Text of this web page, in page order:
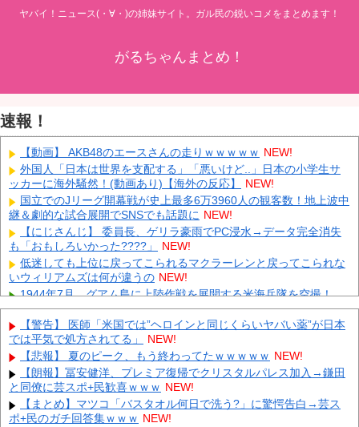
ヤバイ！ニュース(・∀・)の姉妹サイト。ガル民の鋭いコメをまとめます！
がるちゃんまとめ！
速報！
【動画】 AKB48のエースさんの走りｗｗｗｗｗ NEW!
外国人「日本は世界を支配する」「悪いけど..」日本の小学生サ
ッカーに海外騒然！(動画あり)【海外の反応】
NEW!
国立でのJリーグ開幕戦が史上最多6万3960人の観客数！地上波中
継＆劇的な試合展開でSNSでも話題に NEW!
【にじさんじ】 委員長、ゲリラ豪雨でPC浸水→データ完全消失
も「おもしろいかった????」
NEW!
低迷しても上位に戻ってこられるマクラーレンと戻ってこられな
いウィリアムズは何が違うの NEW!
1944年7月、グアム島に上陸作戦を展開する米海兵隊を空撮！
NEW!
【画像】 農家ワイが作ったタマネギ、お前らの想像する1.5倍は
デカいぞ NEW!
韓国サッカーのイメージが墜落 NEW!
【衝撃】 中国製ルーター20機種にバックドア発見！ ネットに繋
ぐだけで35秒ごとに中国のサーバーと通信
中国「大洪水！」中国ダム「決壊」地元民「公式発表より死者多
い！」中国政府「住民拘束！（安否不明」中国当局「救助隊動画も
【警告】 医師「米国では”ヘロインと同じくらいヤバい薬”が日本
では平気で処方されてる」
NEW!
【悲報】 夏のピーク、もう終わってたｗｗｗｗｗ NEW!
【朗報】冨安健洋、プレミア復帰でクリスタルパレス加入→鎌田
と同僚に芸スポ+民歓喜ｗｗｗ NEW!
【まとめ】マツコ「バスタオル何日で洗う?」に驚愕告白→芸ス
ポ+民のガチ回答集ｗｗｗ NEW!